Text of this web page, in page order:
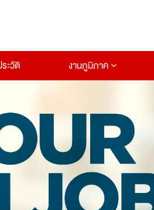
ะวัติ งานภูมิภาค